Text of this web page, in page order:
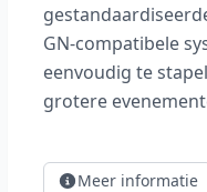
GN-compatibele
eenvoudig te
grotere
Meer informatie